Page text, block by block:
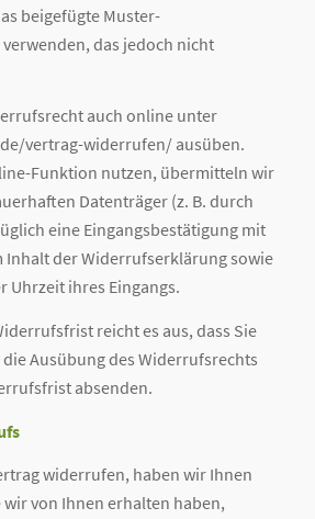
beigefügte Muster-
das jedoch nicht
auch online unter
vertrag-widerrufen/ ausüben.
Funktion nutzen, übermitteln wir
Datenträger (z. B. durch
eine Eingangsbestätigung mit
der Widerrufserklärung sowie
Uhrzeit ihres Eingangs.
reicht es aus, dass Sie
Ausübung des Widerrufsrechts
absenden.
widerrufen, haben wir Ihnen
von Ihnen erhalten haben,